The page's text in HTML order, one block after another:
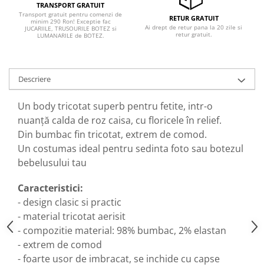
TRANSPORT GRATUIT
Transport gratuit pentru comenzi de
minim 290 Ron! Exceptie fac
JUCARIILE, TRUSOURILE BOTEZ si
LUMANARILE de BOTEZ.
RETUR GRATUIT
Ai drept de retur pana la 20 zile si
retur gratuit.
Descriere
Un body tricotat superb pentru fetite, intr-o
nuanță calda de roz caisa, cu floricele în relief.
Din bumbac fin tricotat, extrem de comod.
Un costumas ideal pentru sedinta foto sau botezul
bebelusului tau
Caracteristici:
- design clasic si practic
- material tricotat aerisit
- compozitie material: 98% bumbac, 2% elastan
- extrem de comod
- foarte usor de imbracat, se inchide cu capse